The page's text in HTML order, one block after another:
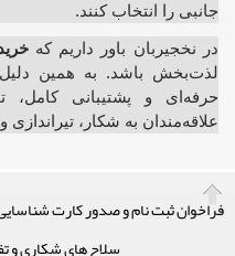
فراخوان ثبت نام و صدور کارت
سلاح های شکاری و
جانبی را انتخاب کنند.
در نخجیربان باور داریم که
لذت‌بخش باشد. به همین
حرفه‌ای و پشتیبانی
علاقه‌مندان به شکار،
کلیه حقوق این تارنما محفوظ و